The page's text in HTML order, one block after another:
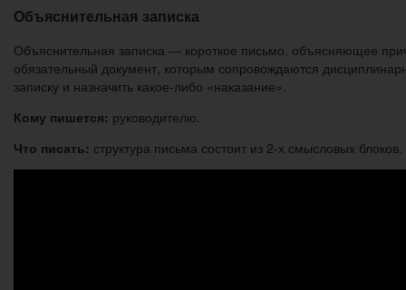
Объяснительная записка
Объяснительная записка — короткое письмо, объясняющее
обязательный документ, которым сопровождаются
записку и назначить какое-либо «наказание».
Кому пишется: руководителю.
Что писать: структура письма состоит из 2-х смысловых